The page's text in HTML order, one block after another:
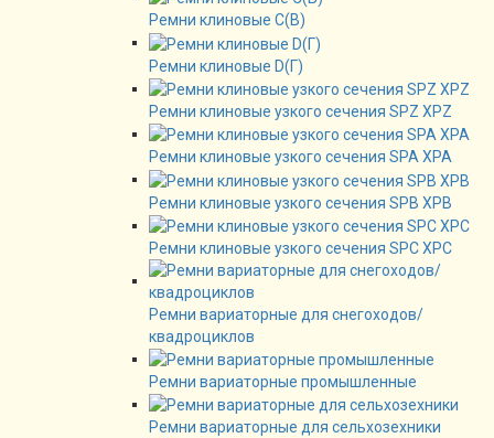
Ремни клиновые C(B)
Ремни клиновые D(Г)
Ремни клиновые узкого сечения SPZ XPZ
Ремни клиновые узкого сечения SPA XPA
Ремни клиновые узкого сечения SPB XPB
Ремни клиновые узкого сечения SPC XPC
Ремни вариаторные для снегоходов/
квадроциклов
Ремни вариаторные промышленные
Ремни вариаторные для сельхозехники